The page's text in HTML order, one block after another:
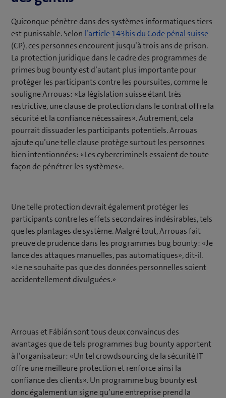
Quiconque pénètre dans des systèmes informatiques tiers
est punissable. Selon l’article 143bis du Code pénal suisse
(CP), ces personnes encourent jusqu’à trois ans de prison.
La protection juridique dans le cadre des programmes de
primes bug bounty est d’autant plus importante pour
protéger les participants contre les poursuites, comme le
souligne Arrouas: «La législation suisse étant très
restrictive, une clause de protection dans le contrat offre la
sécurité et la confiance nécessaires». Autrement, cela
pourrait dissuader les participants potentiels. Arrouas
ajoute qu’une telle clause protège surtout les personnes
bien intentionnées: «Les cybercriminels essaient de toute
façon de pénétrer les systèmes».
Une telle protection devrait également protéger les
participants contre les effets secondaires indésirables, tels
que les plantages de système. Malgré tout, Arrouas fait
preuve de prudence dans les programmes bug bounty: «Je
lance des attaques manuelles, pas automatiques», dit-il.
«Je ne souhaite pas que des données personnelles soient
accidentellement divulguées.»
Arrouas et Fábián sont tous deux convaincus des
avantages que de tels programmes bug bounty apportent
à l’organisateur: «Un tel crowdsourcing de la sécurité IT
offre une meilleure protection et renforce ainsi la
confiance des clients». Un programme bug bounty est
donc également un signe qu’une entreprise prend la